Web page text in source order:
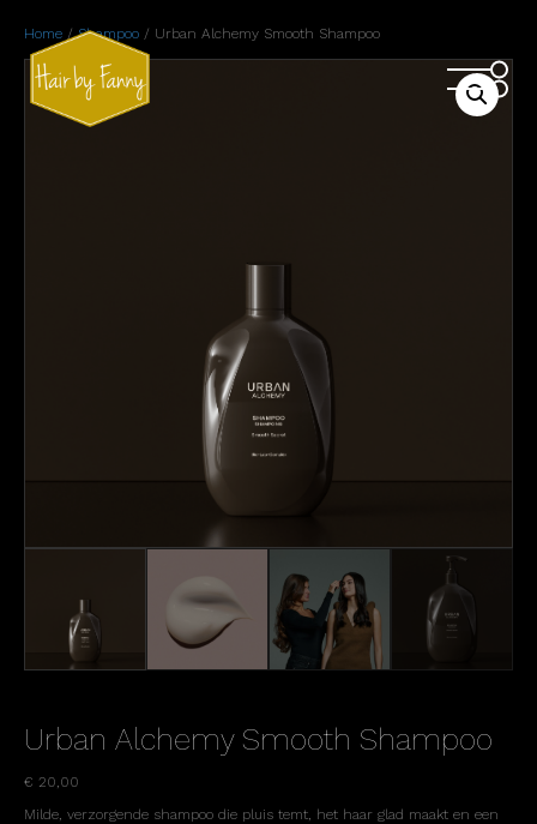
Home /Shampoo / Urban Alchemy Smooth Shampoo
Urban Alchemy Smooth Shampoo
€ 20,00
Milde, verzorgende shampoo die pluis temt, het haar glad maakt en een